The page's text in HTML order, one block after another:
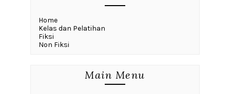
Home
Kelas dan Pelatihan
Fiksi
Non Fiksi
Main Menu